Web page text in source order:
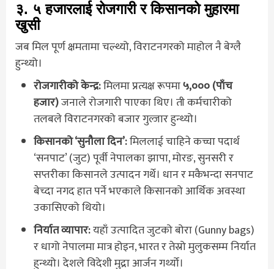
३. ५ हजारलाई रोजगारी र किसानको मुहारमा
खुसी
जब मिल पूर्ण क्षमतामा चल्थ्यो, विराटनगरको माहोल नै बेग्लै
हुन्थ्यो।
रोजगारीको केन्द्र:मिलमा प्रत्यक्ष रूपमा५,००० (पाँच
हजार)जनाले रोजगारी पाएका थिए। ती कर्मचारीको
तलबले विराटनगरको बजार गुल्जार हुन्थ्यो।
किसानको ‘सुनौला दिन’:मिललाई चाहिने कच्चा पदार्थ
‘सनपाट’ (जुट) पूर्वी नेपालका झापा, मोरङ, सुनसरी र
सप्तरीका किसानले उत्पादन गर्थे। धान र मकैभन्दा सनपाट
बेच्दा नगद हात पर्ने भएकाले किसानको आर्थिक अवस्था
उकासिएको थियो।
निर्यात व्यापार:यहाँ उत्पादित जुटको बोरा (Gunny bags)
र धागो नेपालमा मात्र होइन, भारत र तेस्रो मुलुकसम्म निर्यात
हुन्थ्यो। देशले विदेशी मुद्रा आर्जन गर्थ्यो।